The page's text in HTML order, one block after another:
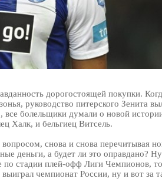
дорогостоящей покупки.
руководство питерского Зенита
все болельщики думали о новой
Халк, и бельгиец Витсель.
снова и снова перечитывая
деньги, а будет ли это оправдано?
стадии плей-офф Лиги Чемпионов,
чемпионат России, ну и вот за